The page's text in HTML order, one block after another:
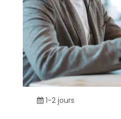
1-2 jours